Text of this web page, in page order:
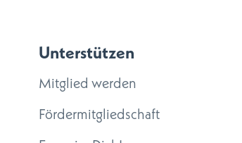
Unterstützen
Mitglied werden
Fördermitgliedschaft